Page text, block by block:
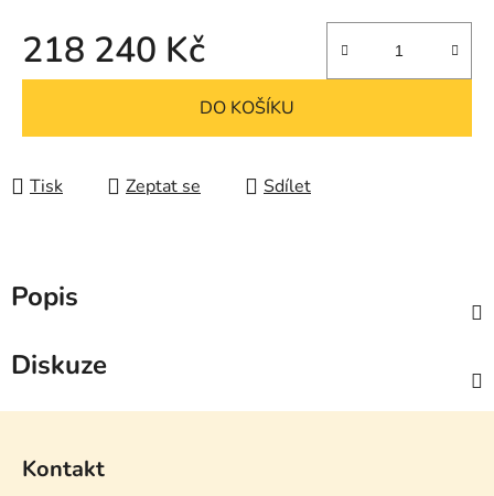
218 240 Kč
Měrná cena:
DO KOŠÍKU
Tisk Zeptat se Sdílet
Popis
Diskuze
Kontakt